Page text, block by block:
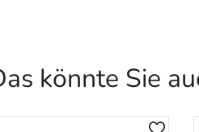
könnte Sie